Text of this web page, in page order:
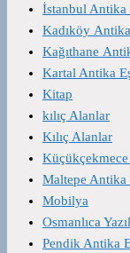
İstanbul Antika
Kadıköy
Kağıthane
Kartal Antika
Kitap
kılıç Alanlar
Kılıç Alanlar
Maltepe Antika
Mobilya
Osmanlıca
Pendik Antika